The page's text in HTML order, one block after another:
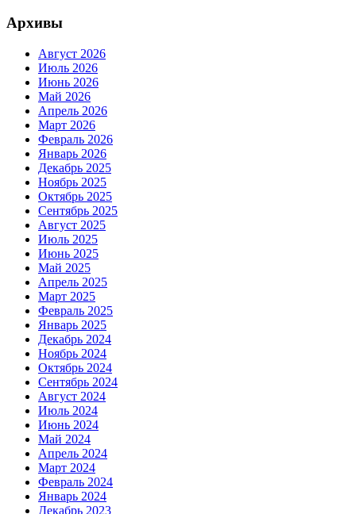
Архивы
Август 2026
Июль 2026
Июнь 2026
Май 2026
Апрель 2026
Март 2026
Февраль 2026
Январь 2026
Декабрь 2025
Ноябрь 2025
Октябрь 2025
Сентябрь 2025
Август 2025
Июль 2025
Июнь 2025
Май 2025
Апрель 2025
Март 2025
Февраль 2025
Январь 2025
Декабрь 2024
Ноябрь 2024
Октябрь 2024
Сентябрь 2024
Август 2024
Июль 2024
Июнь 2024
Май 2024
Апрель 2024
Март 2024
Февраль 2024
Январь 2024
Декабрь 2023